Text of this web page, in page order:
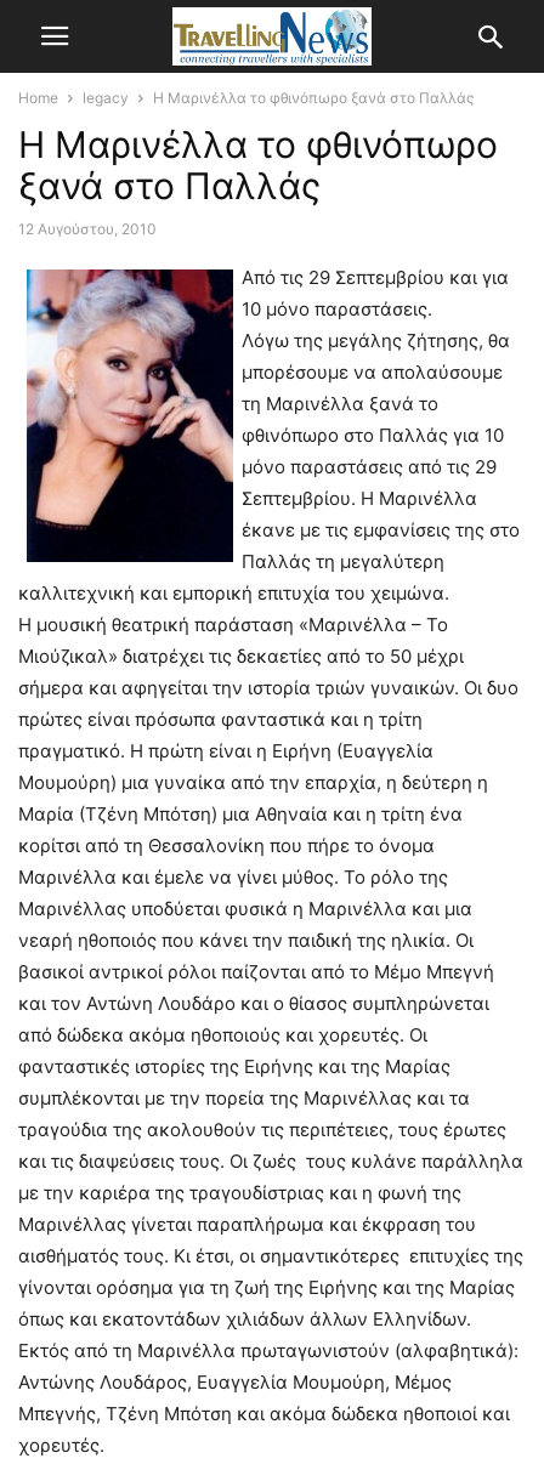
Home legacy Η Μαρινέλλα το φθινόπωρο ξανά στο Παλλάς
Η Μαρινέλλα το φθινόπωρο
ξανά στο Παλλάς
12 Αυγούστου, 2010
Από τις 29 Σεπτεμβρίου και για
10 μόνο παραστάσεις.
Λόγω της μεγάλης ζήτησης, θα
μπορέσουμε να απολαύσουμε
τη Μαρινέλλα ξανά το
φθινόπωρο στο Παλλάς για 10
μόνο παραστάσεις από τις 29
Σεπτεμβρίου. Η Μαρινέλλα
έκανε με τις εμφανίσεις της στο
Παλλάς τη μεγαλύτερη
καλλιτεχνική και εμπορική επιτυχία του χειμώνα.
Η μουσική θεατρική παράσταση «Μαρινέλλα – Το
Μιούζικαλ» διατρέχει τις δεκαετίες από το 50 μέχρι
σήμερα και αφηγείται την ιστορία τριών γυναικών. Οι δυο
πρώτες είναι πρόσωπα φανταστικά και η τρίτη
πραγματικό. Η πρώτη είναι η Ειρήνη (Ευαγγελία
Μουμούρη) μια γυναίκα από την επαρχία, η δεύτερη η
Μαρία (Τζένη Μπότση) μια Αθηναία και η τρίτη ένα
κορίτσι από τη Θεσσαλονίκη που πήρε το όνομα
Μαρινέλλα και έμελε να γίνει μύθος. Το ρόλο της
Μαρινέλλας υποδύεται φυσικά η Μαρινέλλα και μια
νεαρή ηθοποιός που κάνει την παιδική της ηλικία. Οι
βασικοί αντρικοί ρόλοι παίζονται από το Μέμο Μπεγνή
και τον Αντώνη Λουδάρο και ο θίασος συμπληρώνεται
από δώδεκα ακόμα ηθοποιούς και χορευτές. Οι
φανταστικές ιστορίες της Ειρήνης και της Μαρίας
συμπλέκονται με την πορεία της Μαρινέλλας και τα
τραγούδια της ακολουθούν τις περιπέτειες, τους έρωτες
και τις διαψεύσεις τους. Οι ζωές τους κυλάνε παράλληλα
με την καριέρα της τραγουδίστριας και η φωνή της
Μαρινέλλας γίνεται παραπλήρωμα και έκφραση του
αισθήματός τους. Κι έτσι, οι σημαντικότερες επιτυχίες της
γίνονται ορόσημα για τη ζωή της Ειρήνης και της Μαρίας
όπως και εκατοντάδων χιλιάδων άλλων Ελληνίδων.
Εκτός από τη Μαρινέλλα πρωταγωνιστούν (αλφαβητικά):
Αντώνης Λουδάρος, Ευαγγελία Μουμούρη, Μέμος
Μπεγνής, Τζένη Μπότση και ακόμα δώδεκα ηθοποιοί και
χορευτές.